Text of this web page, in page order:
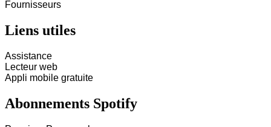
Fournisseurs
Liens utiles
Assistance
Lecteur web
Appli mobile gratuite
Abonnements Spotify